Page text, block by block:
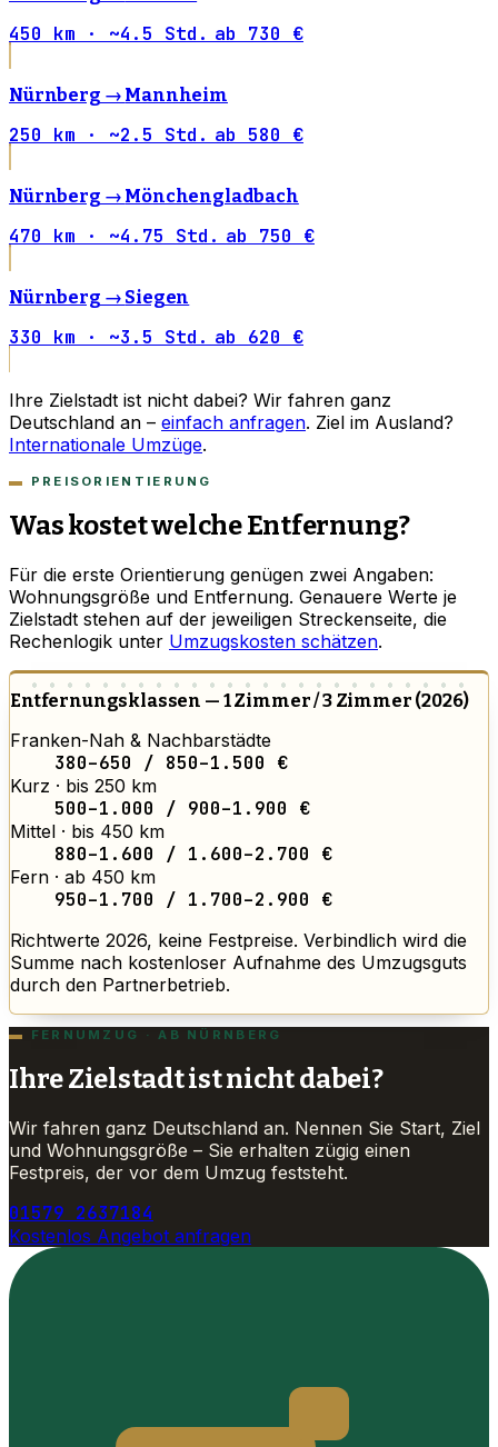
450 km · ~4.5 Std. ab 730 €
Nürnberg → Mannheim
250 km · ~2.5 Std. ab 580 €
Nürnberg → Mönchengladbach
470 km · ~4.75 Std. ab 750 €
Nürnberg → Siegen
330 km · ~3.5 Std. ab 620 €
Ihre Zielstadt ist nicht dabei? Wir fahren ganz
Deutschland an – einfach anfragen. Ziel im Ausland?
Internationale Umzüge.
PREISORIENTIERUNG
Was kostet welche Entfernung?
Für die erste Orientierung genügen zwei Angaben:
Wohnungsgröße und Entfernung. Genauere Werte je
Zielstadt stehen auf der jeweiligen Streckenseite, die
Rechenlogik unter Umzugskosten schätzen.
Entfernungsklassen — 1 Zimmer / 3 Zimmer (2026)
Franken-Nah & Nachbarstädte
380–650 / 850–1.500 €
Kurz · bis 250 km
500–1.000 / 900–1.900 €
Mittel · bis 450 km
880–1.600 / 1.600–2.700 €
Fern · ab 450 km
950–1.700 / 1.700–2.900 €
Richtwerte 2026, keine Festpreise. Verbindlich wird die
Summe nach kostenloser Aufnahme des Umzugsguts
durch den Partnerbetrieb.
FERNUMZUG · AB NÜRNBERG
Ihre Zielstadt ist nicht dabei?
Wir fahren ganz Deutschland an. Nennen Sie Start, Ziel
und Wohnungsgröße – Sie erhalten zügig einen
Festpreis, der vor dem Umzug feststeht.
01579 2637184
Kostenlos Angebot anfragen